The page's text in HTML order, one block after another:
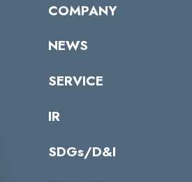
受講者の声
COMPANY
トップメッセージ
ミッション／ビジョン
パートナー企業一覧
NEWS
サイバーニュース
SERVICE
カテゴリー別サービス一覧
IR
IRカレンダー
SDGs/D&I